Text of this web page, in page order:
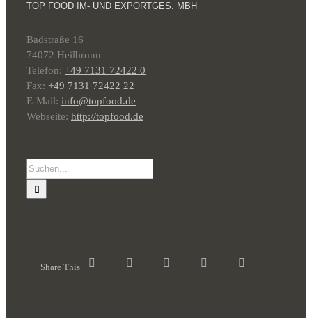
TOP FOOD IM- UND EXPORTGES. MBH
Badstraße 16
74072 Heilbronn
Telefon: +49 7131 72422 0
Fax: +49 7131 72422 22
E-Mail: info@topfood.de
Webseite: http://topfood.de
Suche
nach:
Share This